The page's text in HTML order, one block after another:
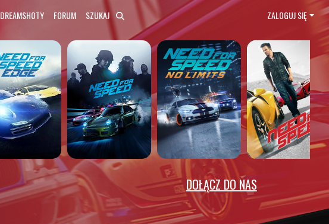
DREAMSHOTY FORUM SZUKAJ ZALOGUJ SIĘ
DOŁĄCZ DO NAS